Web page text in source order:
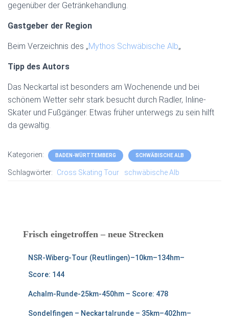
gegenüber der Getränkehandlung.
Gastgeber der Region
Beim Verzeichnis des „Mythos Schwäbische Alb„
Tipp des Autors
Das Neckartal ist besonders am Wochenende und bei
schönem Wetter sehr stark besucht durch Radler, Inline-
Skater und Fußgänger. Etwas früher unterwegs zu sein hilft
da gewaltig.
Kategorien: BADEN-WÜRTTEMBERG SCHWÄBISCHE ALB
Schlagwörter: Cross Skating Tour schwäbische Alb
Frisch eingetroffen – neue Strecken
NSR-Wiberg-Tour (Reutlingen)–10km–134hm–
Score: 144
Achalm-Runde-25km-450hm – Score: 478
Sondelfingen – Neckartalrunde – 35km–402hm–